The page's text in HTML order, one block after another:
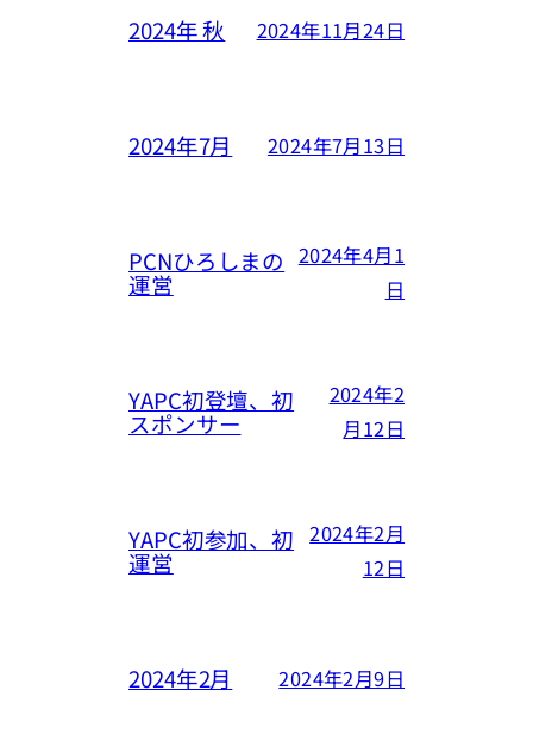
2024年 秋 2024年11月24日
2024年7月 2024年7月13日
PCNひろしまの
運営
2024年4月1
日
YAPC初登壇、初
スポンサー
2024年2
月12日
YAPC初参加、初
運営
2024年2月
12日
2024年2月 2024年2月9日